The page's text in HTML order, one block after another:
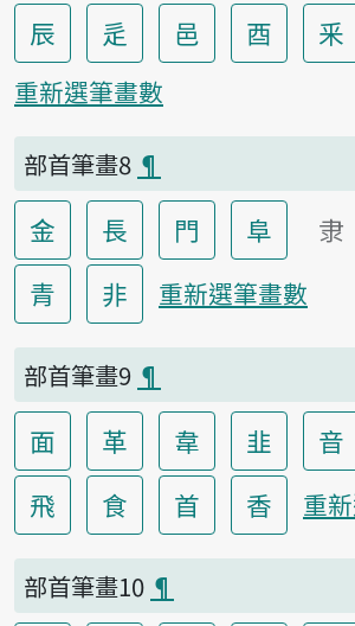
辰
辵 邑 酉 釆
重新選筆畫數
部首筆畫8 ¶
金 長 門 阜 隶
青
非 重新選筆畫數
部首筆畫9 ¶
面 革 韋 韭 音
飛
食 首 香 重
部首筆畫10 ¶